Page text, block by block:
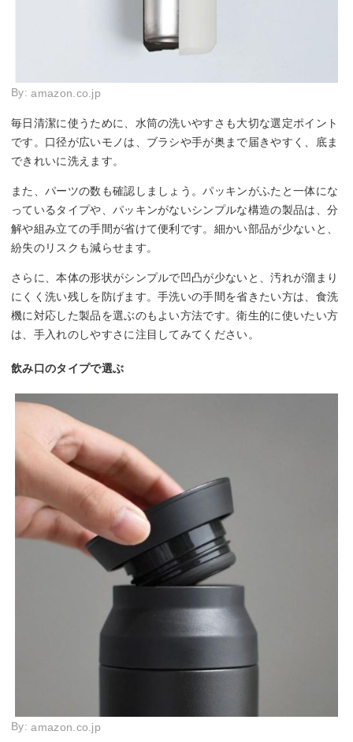
By:amazon.co.jp
毎日清潔に使うために、水筒の洗いやすさも大切な選定ポイント
です。口径が広いモノは、ブラシや手が奥まで届きやすく、底ま
できれいに洗えます。
また、パーツの数も確認しましょう。パッキンがふたと一体にな
っているタイプや、パッキンがないシンプルな構造の製品は、分
解や組み立ての手間が省けて便利です。細かい部品が少ないと、
紛失のリスクも減らせます。
さらに、本体の形状がシンプルで凹凸が少ないと、汚れが溜まり
にくく洗い残しを防げます。手洗いの手間を省きたい方は、食洗
機に対応した製品を選ぶのもよい方法です。衛生的に使いたい方
は、手入れのしやすさに注目してみてください。
飲み口のタイプで選ぶ
By:amazon.co.jp